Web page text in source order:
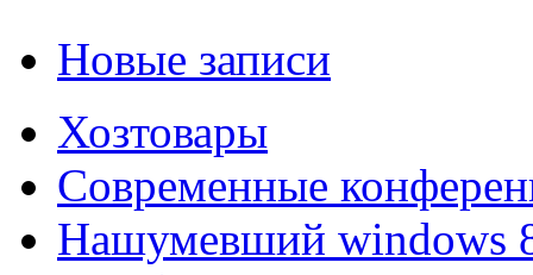
Новые записи
Хозтовары
Современные
Нашумевший windows